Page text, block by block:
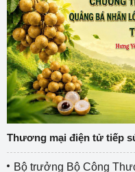
Thương mại điện tử tiếp
Bộ trưởng Bộ Công